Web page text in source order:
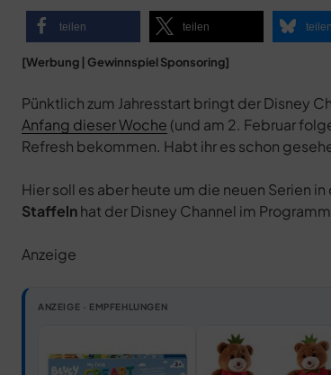
teilen teilen teilen
[Werbung | Gewinnspiel Sponsoring]
Pünktlich zum Jahresstart bringt der Disney
Anfang dieser Woche (und am 2. Februar
Refresh bekommen. Habt ihr es schon
Hier soll es aber heute um die neuen Serien
Staffelnhat der Disney Channel im
Anzeige
ANZEIGE · EMPFEHLUNGEN